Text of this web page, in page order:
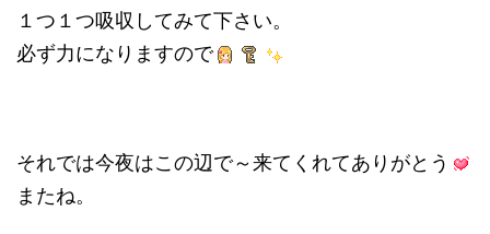
１つ１つ吸収してみて下さい。
必ず力になりますので
それでは今夜はこの辺で～来てくれてありがとう
またね。